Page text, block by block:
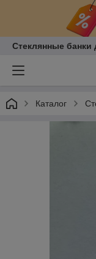
Стеклянные банки
Каталог